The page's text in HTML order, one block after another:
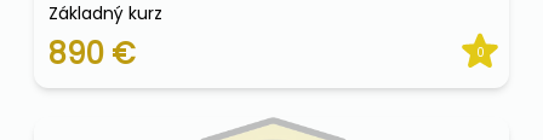
Základný kurz
890 € 0